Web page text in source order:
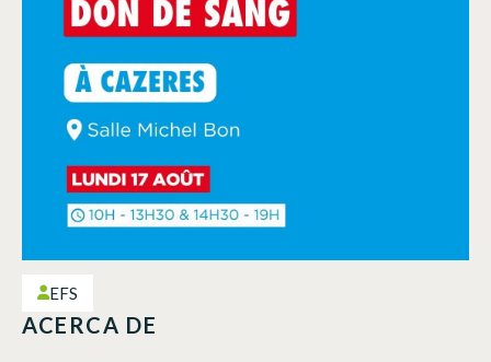
EFS
ACERCA DE